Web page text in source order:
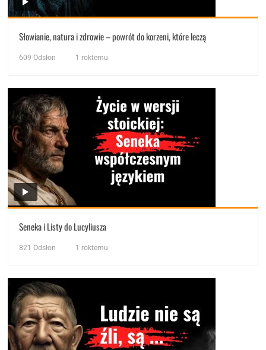
Słowianie, natura i zdrowie – powrót do korzeni, które leczą
609 Odsłon 1 roktemu
Seneka i Listy do Lucyliusza
821 Odsłon 1 roktemu